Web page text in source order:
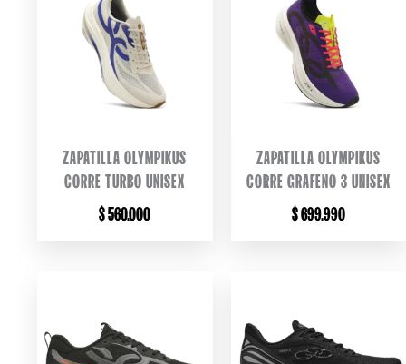
ZAPATILLA OLYMPIKUS
CORRE TURBO UNISEX
$560.000
ZAPATILLA OLYMPIKUS
CORRE GRAFENO 3 UNISEX
$699.990